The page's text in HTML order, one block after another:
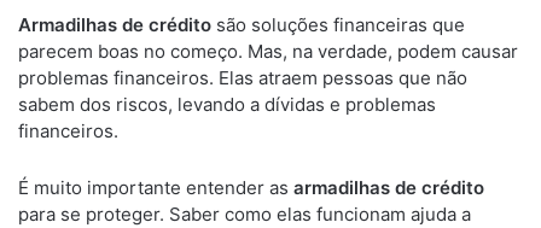
Armadilhas de crédito são soluções financeiras que
parecem boas no começo. Mas, na verdade, podem causar
problemas financeiros. Elas atraem pessoas que não
sabem dos riscos, levando a dívidas e problemas
financeiros.
É muito importante entender as armadilhas de crédito
para se proteger. Saber como elas funcionam ajuda a